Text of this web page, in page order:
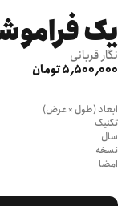
یک
نگار قربانی
5٬500٬000 تومان
ابعاد (طول × عرض)
تکنیک
سال
نسخه
امضا